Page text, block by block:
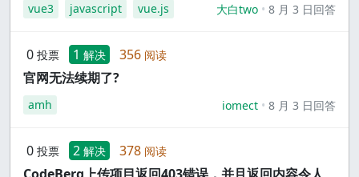
vue3 javascript vue.js 大白two 8 月 3 日回答
0 投票 1 解决 356 阅读
官网无法续期了?
amh iomect 8 月 3 日回答
0 投票 2 解决 378 阅读